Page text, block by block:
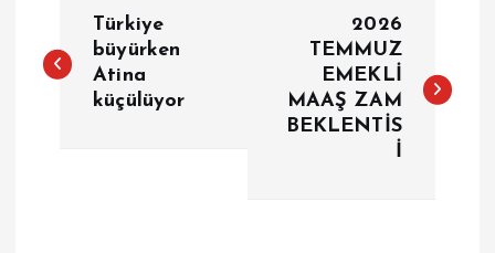
a
Türkiye
büyürken
Atina
küçülüyor
2026
TEMMUZ
EMEKLİ
MAAŞ ZAM
BEKLENTİS
İ